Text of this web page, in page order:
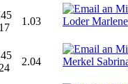
1.03
2.04